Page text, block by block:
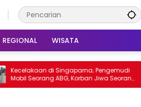
REGIONAL WISATA
di Singaparna; Pengemudi
Seorang ABG, Korban Jiwa Seorang